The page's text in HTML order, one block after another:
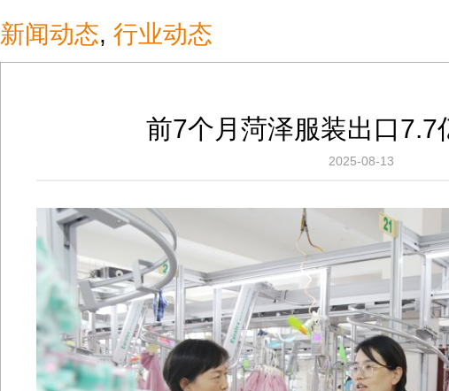
新闻动态, 行业动态
前7个月菏泽服装出口7.7
2025-08-13